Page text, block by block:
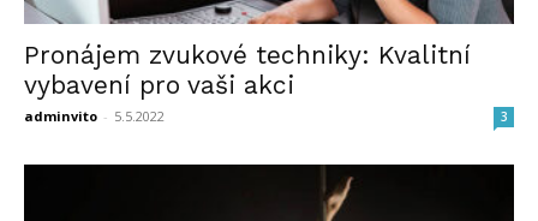
Pronájem zvukové techniky: Kvalitní
vybavení pro vaši akci
adminvito - 5.5.2022 3